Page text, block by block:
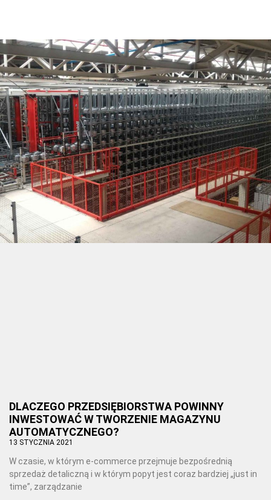
DLACZEGO PRZEDSIĘBIORSTWA POWINNY
INWESTOWAĆ W TWORZENIE MAGAZYNU
AUTOMATYCZNEGO?
13 STYCZNIA 2021
W czasie, w którym e-commerce przejmuje bezpośrednią
sprzedaż detaliczną i w którym popyt jest coraz bardziej „just in
time”, zarządzanie